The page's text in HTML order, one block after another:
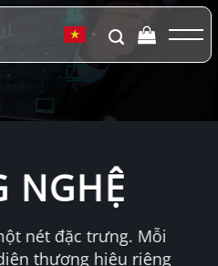
▼
NGHỆ
nét đặc trưng. Mỗi
thương hiệu riêng